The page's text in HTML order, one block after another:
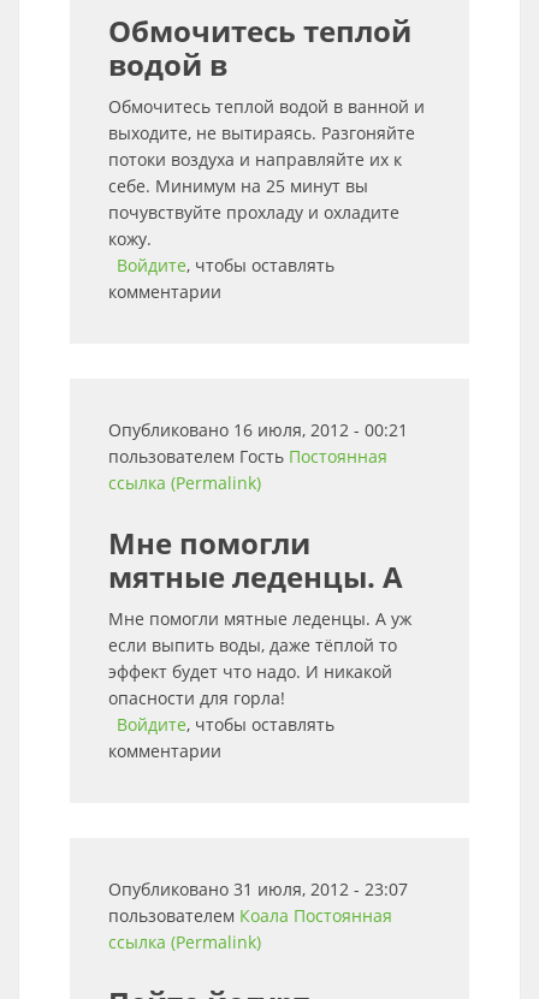
Обмочитесь теплой
водой в
Обмочитесь теплой водой в ванной и
выходите, не вытираясь. Разгоняйте
потоки воздуха и направляйте их к
себе. Минимум на 25 минут вы
почувствуйте прохладу и охладите
кожу.
Войдите, чтобы оставлять
комментарии
Опубликовано 16 июля, 2012 - 00:21
пользователем Гость Постоянная
ссылка (Permalink)
Мне помогли
мятные леденцы. А
Мне помогли мятные леденцы. А уж
если выпить воды, даже тёплой то
эффект будет что надо. И никакой
опасности для горла!
Войдите, чтобы оставлять
комментарии
Опубликовано 31 июля, 2012 - 23:07
пользователем Коала Постоянная
ссылка (Permalink)